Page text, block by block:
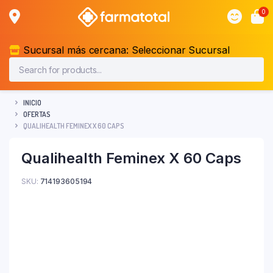
0
Sucursal más cercana: Seleccionar Sucursal
INICIO
OFERTAS
QUALIHEALTH FEMINEX X 60 CAPS
Qualihealth Feminex X 60 Caps
SKU: 714193605194